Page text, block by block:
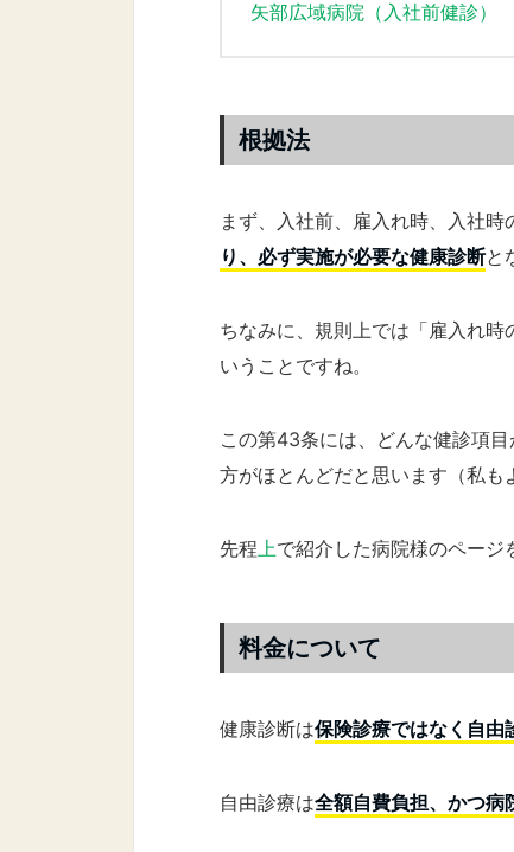
矢部広域病院（入社前健診）
根拠法
まず、入社前、雇入れ時、入社時
り、必ず実施が必要な健康診断と
ちなみに、規則上では「雇入れ時
いうことですね。
この第43条には、どんな健診項
方がほとんどだと思います（私も
先程上で紹介した病院様のページ
料金について
健康診断は保険診療ではなく自由
自由診療は全額自費負担、かつ病